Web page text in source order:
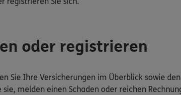
oder registrieren
Sie Ihre Versicherungen im Überblick sowie
melden einen Schaden oder reichen